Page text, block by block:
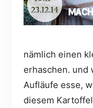
nämlich einen
erhaschen. und
Aufläufe esse,
diesem